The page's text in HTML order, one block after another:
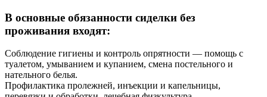
В основные обязанности сиделки без
проживания входят:
Соблюдение гигиены и контроль опрятности — помощь с
туалетом, умыванием и купанием, смена постельного и
нательного белья.
Профилактика пролежней, инъекции и капельницы,